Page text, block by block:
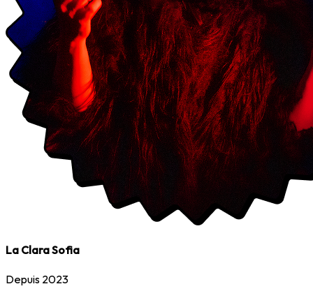
La Clara Sofia
Depuis 2023